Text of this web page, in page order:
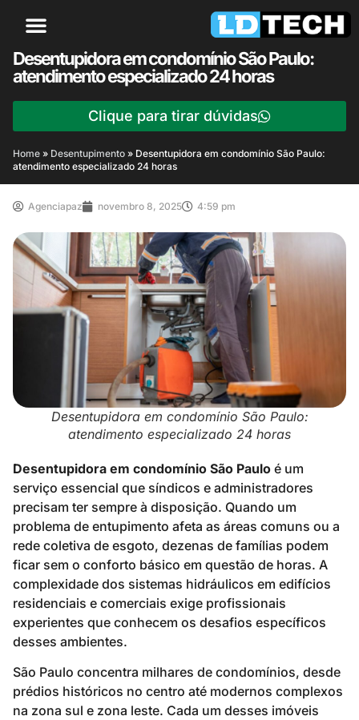
Desentupidora em condomínio São Paulo:
atendimento especializado 24 horas
Clique para tirar dúvidas
Home » Desentupimento » Desentupidora em condomínio São Paulo:
atendimento especializado 24 horas
Agenciapaz novembro 8, 2025 4:59 pm
Desentupidora em condomínio São Paulo:
atendimento especializado 24 horas
Desentupidora em condomínio São Paulo é um
serviço essencial que síndicos e administradores
precisam ter sempre à disposição. Quando um
problema de entupimento afeta as áreas comuns ou a
rede coletiva de esgoto, dezenas de famílias podem
ficar sem o conforto básico em questão de horas. A
complexidade dos sistemas hidráulicos em edifícios
residenciais e comerciais exige profissionais
experientes que conhecem os desafios específicos
desses ambientes.
São Paulo concentra milhares de condomínios, desde
prédios históricos no centro até modernos complexos
na zona sul e zona leste. Cada um desses imóveis